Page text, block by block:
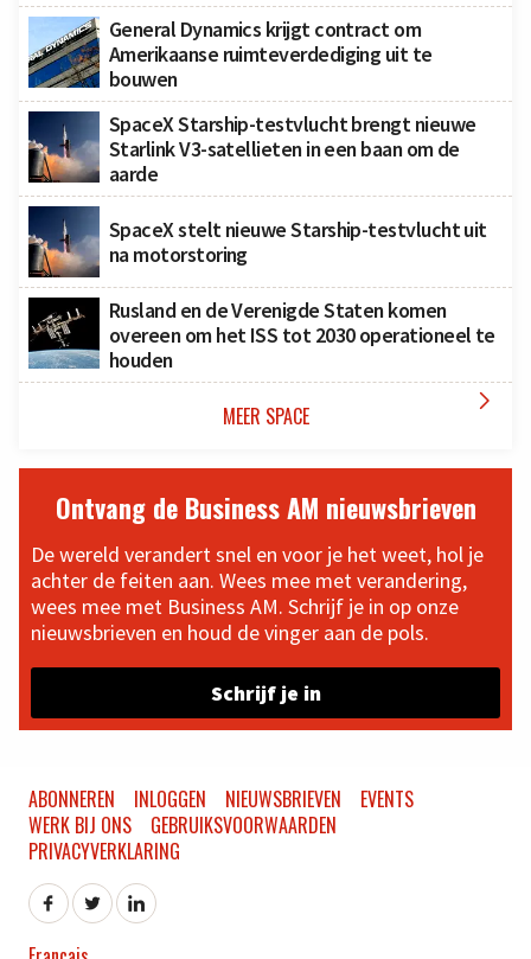
General Dynamics krijgt contract om
Amerikaanse ruimteverdediging uit te
bouwen
SpaceX Starship-testvlucht brengt nieuwe
Starlink V3-satellieten in een baan om de
aarde
SpaceX stelt nieuwe Starship-testvlucht uit
na motorstoring
Rusland en de Verenigde Staten komen
overeen om het ISS tot 2030 operationeel te
houden
MEER SPACE 
Ontvang de Business AM nieuwsbrieven
De wereld verandert snel en voor je het weet, hol je
achter de feiten aan. Wees mee met verandering,
wees mee met Business AM. Schrijf je in op onze
nieuwsbrieven en houd de vinger aan de pols.
Schrijf je in
ABONNEREN INLOGGEN NIEUWSBRIEVEN
EVENTS
WERK BIJ ONS
GEBRUIKSVOORWAARDEN
PRIVACYVERKLARING